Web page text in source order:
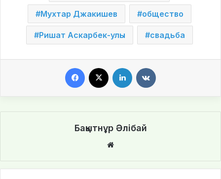
Мухтар Джакишев общество
Ришат Аскарбек-улы свадьба
Бақытнұр Әлібай
te